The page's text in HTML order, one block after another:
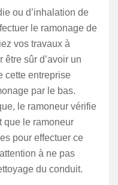
ou d’inhalation de
le ramonage de
vos travaux à
être sûr d’avoir un
cette entreprise
par le bas.
le ramoneur vérifie
que le ramoneur
pour effectuer ce
à ne pas
du conduit.